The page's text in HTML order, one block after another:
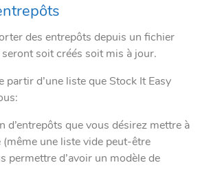
des entrepôts depuis un fichier
soit créés soit mis à jour.
partir d’une liste que Stock It Easy
d’entrepôts que vous désirez mettre à
une liste vide peut-être
permettre d’avoir un modèle de